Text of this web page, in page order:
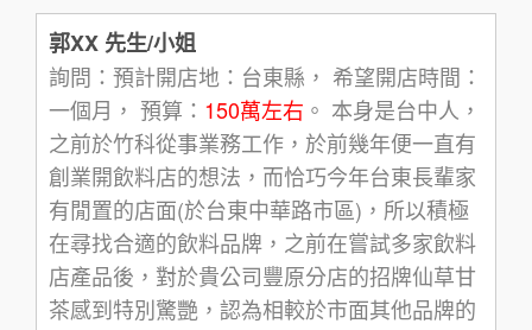
郭XX 先生/小姐
詢問：預計開店地：台東縣， 希望開店時間：
一個月， 預算： 150萬左右 。 本身是台中人，
之前於竹科從事業務工作，於前幾年便一直有
創業開飲料店的想法，而恰巧今年台東長輩家
有閒置的店面(於台東中華路市區)，所以積極
在尋找合適的飲料品牌，之前在嘗試多家飲料
店產品後，對於貴公司豐原分店的招牌仙草甘
茶感到特別驚艷，認為相較於市面其他品牌的